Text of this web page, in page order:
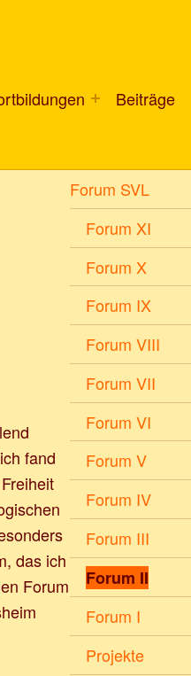
Beiträge
fand
das ich
Forum
Forum SVL
Forum XI
Forum X
Forum IX
Forum VIII
Forum VII
Forum VI
Forum V
Forum IV
Forum III
Forum II
Forum I
Projekte